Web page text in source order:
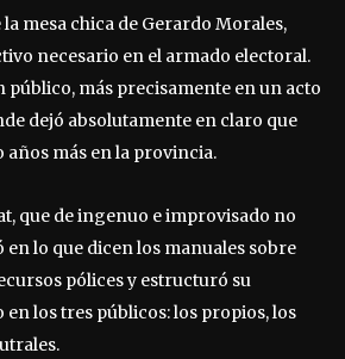
mesa chica de Gerardo Morales,
necesario en el armado electoral.
público, más precisamente en un acto
dejó absolutamente en claro que
años más en la provincia.
que de ingenuo e improvisado no
en lo que dicen los manuales sobre
pólices y estructuró su
los tres públicos: los propios, los